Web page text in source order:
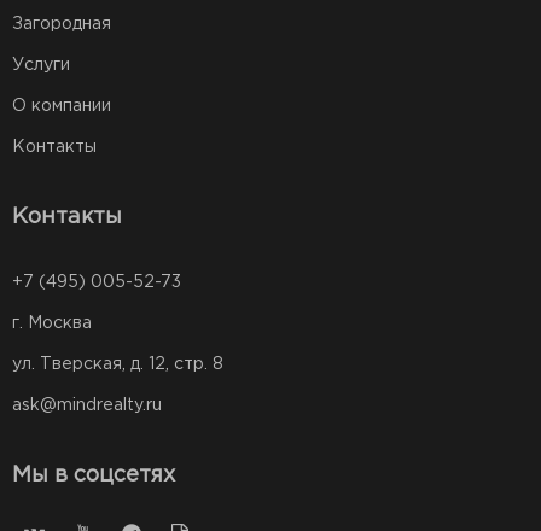
Загородная
Услуги
О компании
Контакты
Контакты
+7 (495) 005-52-73
г. Москва
ул. Тверская, д. 12, стр. 8
ask@mindrealty.ru
Мы в соцсетях